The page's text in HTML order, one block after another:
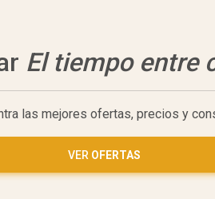
El tiempo entre
las mejores ofertas, precios y
VER OFERTAS